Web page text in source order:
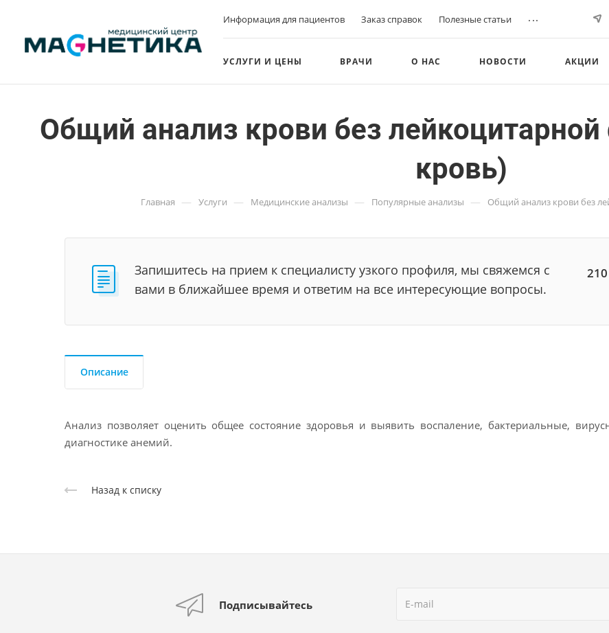
Информация для пациентов Заказ справок Полезные статьи ...
УСЛУГИ И ЦЕНЫ ВРАЧИ О НАС НОВОСТИ АКЦИИ
Общий анализ крови без
кровь)
Главная — Услуги — Медицинские анализы — Популярные анализы — Общий анализ крови без
Запишитесь на прием к специалисту узкого профиля, мы свяжемся с
вами в ближайшее время и ответим на все интересующие вопросы.
210
Описание
Анализ позволяет оценить общее состояние здоровья и выявить воспаление, бактериальные,
диагностике анемий.
Назад к списку
Подписывайтесь